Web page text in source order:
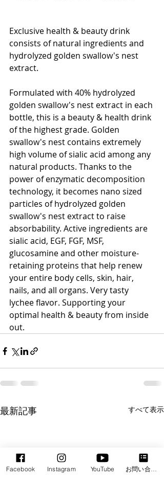
Exclusive health & beauty drink
consists of natural ingredients and
hydrolyzed golden swallow's nest
extract.
Formulated with 40% hydrolyzed
golden swallow's nest extract in each
bottle, this is a beauty & health drink
of the highest grade. Golden
swallow's nest contains extremely
high volume of sialic acid among any
natural products. Thanks to the
power of enzymatic decomposition
technology, it becomes nano sized
particles of hydrolyzed golden
swallow's nest extract to raise
absorbability. Active ingredients are
sialic acid, EGF, FGF, MSF,
glucosamine and other moisture-
retaining proteins that help renew
your entire body cells, skin, hair,
nails, and all organs. Very tasty
lychee flavor. Supporting your
optimal health & beauty from inside
out.
最新記事 すべて表示
Facebook Instagram YouTube お問い合わせフォーム